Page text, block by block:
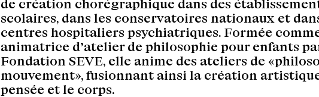
de création chorégraphique dans des
scolaires, dans les conservatoires nationaux et
centres hospitaliers psychiatriques. Formée
animatrice d’atelier de philosophie pour enfants
Fondation SEVE, elle anime des ateliers de
mouvement», fusionnant ainsi la création
pensée et le corps.